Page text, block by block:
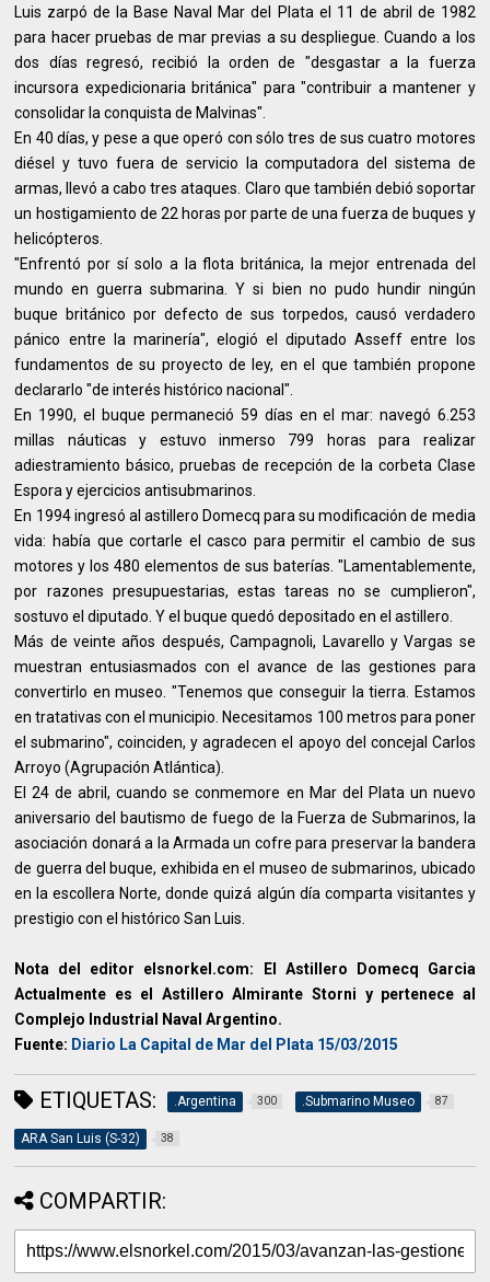
Luis zarpó de la Base Naval Mar del Plata el 11 de abril de 1982
para hacer pruebas de mar previas a su despliegue. Cuando a los
dos días regresó, recibió la orden de "desgastar a la fuerza
incursora expedicionaria británica" para "contribuir a mantener y
consolidar la conquista de Malvinas".
En 40 días, y pese a que operó con sólo tres de sus cuatro motores
diésel y tuvo fuera de servicio la computadora del sistema de
armas, llevó a cabo tres ataques. Claro que también debió soportar
un hostigamiento de 22 horas por parte de una fuerza de buques y
helicópteros.
"Enfrentó por sí solo a la flota británica, la mejor entrenada del
mundo en guerra submarina. Y si bien no pudo hundir ningún
buque británico por defecto de sus torpedos, causó verdadero
pánico entre la marinería", elogió el diputado Asseff entre los
fundamentos de su proyecto de ley, en el que también propone
declararlo "de interés histórico nacional".
En 1990, el buque permaneció 59 días en el mar: navegó 6.253
millas náuticas y estuvo inmerso 799 horas para realizar
adiestramiento básico, pruebas de recepción de la corbeta Clase
Espora y ejercicios antisubmarinos.
En 1994 ingresó al astillero Domecq para su modificación de media
vida: había que cortarle el casco para permitir el cambio de sus
motores y los 480 elementos de sus baterías. "Lamentablemente,
por razones presupuestarias, estas tareas no se cumplieron",
sostuvo el diputado. Y el buque quedó depositado en el astillero.
Más de veinte años después, Campagnoli, Lavarello y Vargas se
muestran entusiasmados con el avance de las gestiones para
convertirlo en museo. "Tenemos que conseguir la tierra. Estamos
en tratativas con el municipio. Necesitamos 100 metros para poner
el submarino", coinciden, y agradecen el apoyo del concejal Carlos
Arroyo (Agrupación Atlántica).
El 24 de abril, cuando se conmemore en Mar del Plata un nuevo
aniversario del bautismo de fuego de la Fuerza de Submarinos, la
asociación donará a la Armada un cofre para preservar la bandera
de guerra del buque, exhibida en el museo de submarinos, ubicado
en la escollera Norte, donde quizá algún día comparta visitantes y
prestigio con el histórico San Luis.
Nota del editor elsnorkel.com: El Astillero Domecq Garcia
Actualmente es el Astillero Almirante Storni y pertenece al
Complejo Industrial Naval Argentino.
Fuente: Diario La Capital de Mar del Plata 15/03/2015
ETIQUETAS: .Argentina 300 .Submarino Museo 87
ARA San Luis (S-32) 38
COMPARTIR: